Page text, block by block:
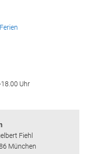
Uhr
Fiehl
München